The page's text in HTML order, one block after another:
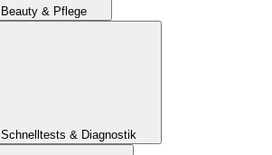
Beauty & Pflege
Schnelltests & Diagnostik